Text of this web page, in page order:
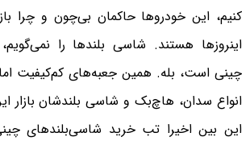
کنیم، این خودروها حاکمان بی‌چون و چرا
اینروزها هستند. شاسی بلندها را
چینی است، بله. همین جعبه‌های کم‌کیفیت
انواع سدان، هاچ‌بک و شاسی بلندشان بازار
این بین اخیرا تب خرید شاسی‌بلندهای